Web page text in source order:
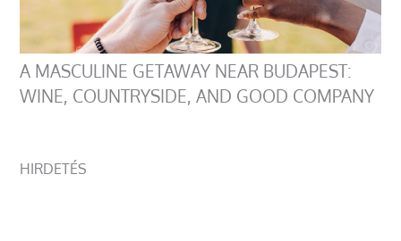
A MASCULINE GETAWAY NEAR BUDAPEST:
WINE, COUNTRYSIDE, AND GOOD COMPANY
HIRDETÉS